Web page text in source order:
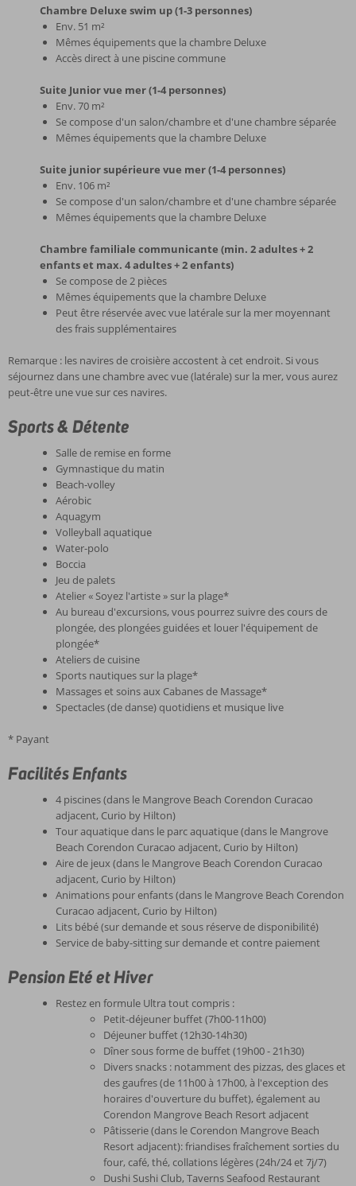
Chambre Deluxe swim up (1-3 personnes)
Env. 51 m²
Mêmes équipements que la chambre Deluxe
Accès direct à une piscine commune
Suite Junior vue mer (1-4 personnes)
Env. 70 m²
Se compose d'un salon/chambre et d'une chambre séparée
Mêmes équipements que la chambre Deluxe
Suite junior supérieure vue mer (1-4 personnes)
Env. 106 m²
Se compose d'un salon/chambre et d'une chambre séparée
Mêmes équipements que la chambre Deluxe
Chambre familiale communicante (min. 2 adultes + 2
enfants et max. 4 adultes + 2 enfants)
Se compose de 2 pièces
Mêmes équipements que la chambre Deluxe
Peut être réservée avec vue latérale sur la mer moyennant
des frais supplémentaires
Remarque : les navires de croisière accostent à cet endroit. Si vous
séjournez dans une chambre avec vue (latérale) sur la mer, vous aurez
peut-être une vue sur ces navires.
Sports & Détente
Salle de remise en forme
Gymnastique du matin
Beach-volley
Aérobic
Aquagym
Volleyball aquatique
Water-polo
Boccia
Jeu de palets
Atelier « Soyez l'artiste » sur la plage*
Au bureau d'excursions, vous pourrez suivre des cours de
plongée, des plongées guidées et louer l'équipement de
plongée*
Ateliers de cuisine
Sports nautiques sur la plage*
Massages et soins aux Cabanes de Massage*
Spectacles (de danse) quotidiens et musique live
* Payant
Facilités Enfants
4 piscines (dans le Mangrove Beach Corendon Curacao
adjacent, Curio by Hilton)
Tour aquatique dans le parc aquatique (dans le Mangrove
Beach Corendon Curacao adjacent, Curio by Hilton)
Aire de jeux (dans le Mangrove Beach Corendon Curacao
adjacent, Curio by Hilton)
Animations pour enfants (dans le Mangrove Beach Corendon
Curacao adjacent, Curio by Hilton)
Lits bébé (sur demande et sous réserve de disponibilité)
Service de baby-sitting sur demande et contre paiement
Pension Eté et Hiver
Restez en formule Ultra tout compris :
Petit-déjeuner buffet (7h00-11h00)
Déjeuner buffet (12h30-14h30)
Dîner sous forme de buffet (19h00 - 21h30)
Divers snacks : notamment des pizzas, des glaces et
des gaufres (de 11h00 à 17h00, à l'exception des
horaires d'ouverture du buffet), également au
Corendon Mangrove Beach Resort adjacent
Pâtisserie (dans le Corendon Mangrove Beach
Resort adjacent): friandises fraîchement sorties du
four, café, thé, collations légères (24h/24 et 7j/7)
Dushi Sushi Club, Taverns Seafood Restaurant